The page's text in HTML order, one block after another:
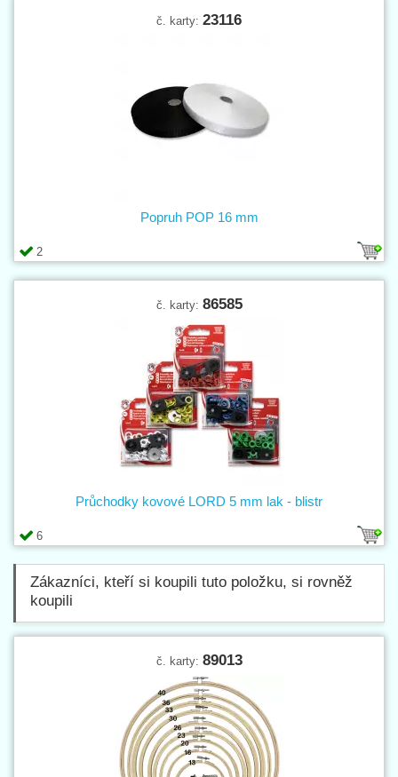
č. karty: 23116
2
Popruh POP 16 mm
č. karty: 86585
6
Průchodky kovové LORD 5 mm lak - blistr
Zákazníci, kteří si koupili tuto položku, si rovněž
koupili
č. karty: 89013